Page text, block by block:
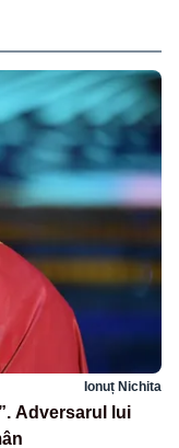
Ionuț Nichita
Adversarul lui